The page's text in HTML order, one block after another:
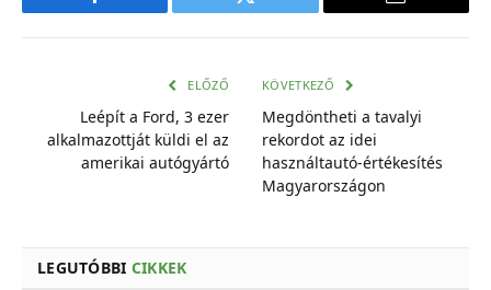
Facebook Twitter
E-
ELŐZŐ
Leépít a Ford, 3 ezer
alkalmazottját küldi el az
amerikai autógyártó
KÖVETKEZŐ
Megdöntheti a tavalyi
rekordot az idei
használtautó-értékesítés
Magyarországon
LEGUTÓBBI CIKKEK